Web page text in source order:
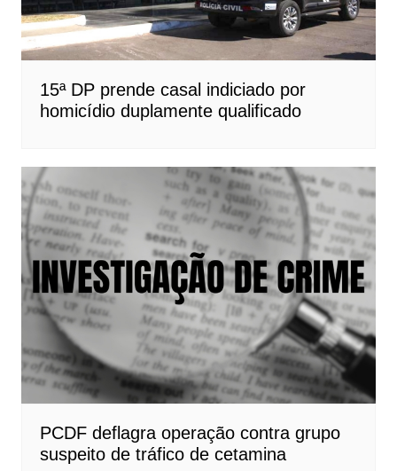
15ª DP prende casal indiciado por
homicídio duplamente qualificado
PCDF deflagra operação contra grupo
suspeito de tráfico de cetamina